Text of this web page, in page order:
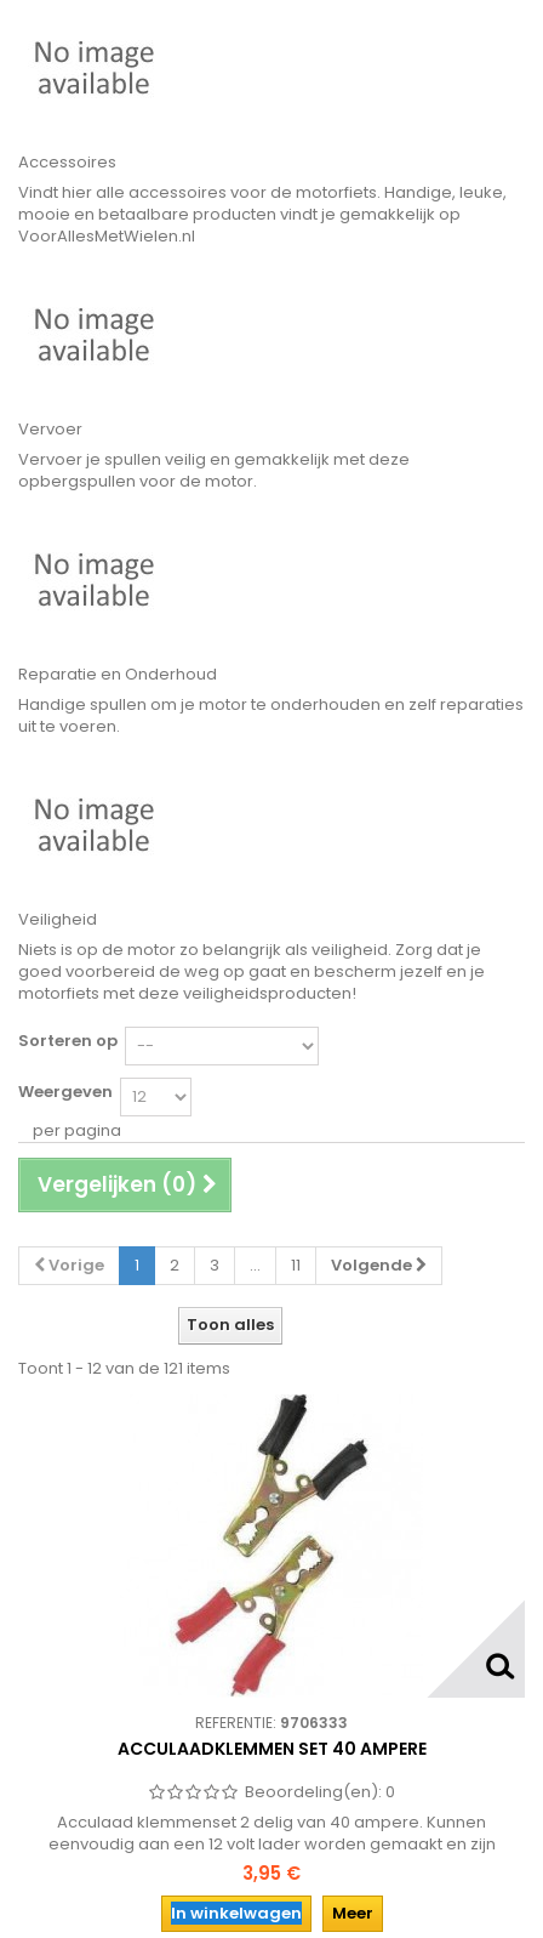
Accessoires
Vindt hier alle accessoires voor de motorfiets. Handige, leuke,
mooie en betaalbare producten vindt je gemakkelijk op
VoorAllesMetWielen.nl
Vervoer
Vervoer je spullen veilig en gemakkelijk met deze
opbergspullen voor de motor.
Reparatie en Onderhoud
Handige spullen om je motor te onderhouden en zelf reparaties
uit te voeren.
Veiligheid
Niets is op de motor zo belangrijk als veiligheid. Zorg dat je
goed voorbereid de weg op gaat en bescherm jezelf en je
motorfiets met deze veiligheidsproducten!
Sorteren op
Weergeven
per pagina
Vergelijken (0)
Vorige 1 2 3 ... 11 Volgende
Toon alles
Toont 1 - 12 van de 121 items
REFERENTIE: 9706333
ACCULAADKLEMMEN SET 40 AMPERE
Beoordeling(en): 0
Acculaad klemmenset 2 delig van 40 ampere. Kunnen
eenvoudig aan een 12 volt lader worden gemaakt en zijn
vervolgens eenvoudig op de accupolen te klemmen.
3,95 €
In winkelwagen Meer